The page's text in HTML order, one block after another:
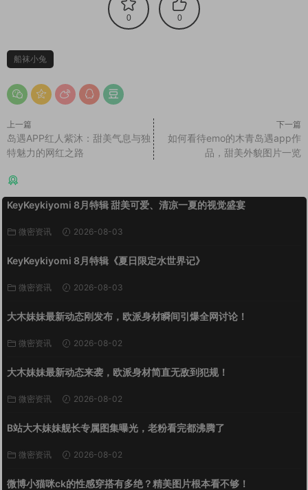
0 0
船袜小兔
上一篇
岛遇APP红人紫沐：甜美气息与独
特魅力的网红之路
下一篇
如何看待emo的木青岛遇app作
品，甜美外貌图片一览
KeyKeykiyomi 8月特辑 甜美可爱、清凉一夏的视觉盛宴
微密资讯 2026-08-03
KeyKeykiyomi 8月特辑《夏日限定水世界记》
微密资讯 2026-08-03
大木妹妹最新动态刚发布，欧派身材瞬间引爆全网讨论！
微密资讯 2026-08-02
大木妹妹最新动态来袭，欧派身材简直无敌到犯规！
微密资讯 2026-08-02
B站大木妹妹舰长专属图集曝光，老粉看完都沸腾了
微密资讯 2026-08-02
微博小猫咪ck的性感穿搭有多绝？精美图片根本看不够！